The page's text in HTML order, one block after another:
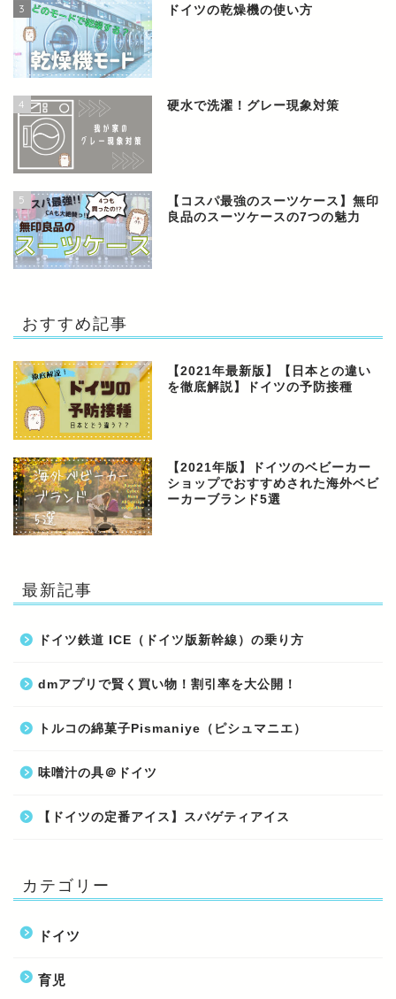
3 ドイツの乾燥機の使い方
4 硬水で洗濯！グレー現象対策
5
【コスパ最強のスーツケース】無印
良品のスーツケースの7つの魅力
おすすめ記事
【2021年最新版】【日本との違い
を徹底解説】ドイツの予防接種
【2021年版】ドイツのベビーカー
ショップでおすすめされた海外ベビ
ーカーブランド5選
最新記事
ドイツ鉄道 ICE（ドイツ版新幹線）の乗り方
dmアプリで賢く買い物！割引率を大公開！
トルコの綿菓子Pismaniye（ピシュマニエ）
味噌汁の具＠ドイツ
【ドイツの定番アイス】スパゲティアイス
カテゴリー
ドイツ
育児